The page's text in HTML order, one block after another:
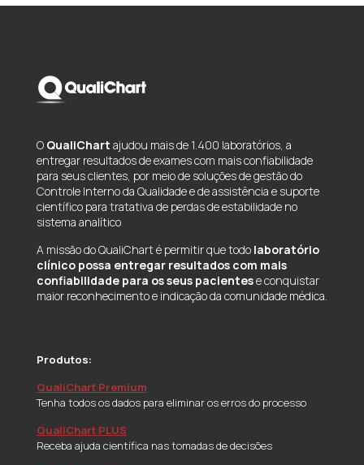
O QualiChart ajudou mais de 1.400 laboratórios, a
entregar resultados de exames com mais confiabilidade
para seus clientes, por meio de soluções de gestão do
Controle Interno da Qualidade e de assistência e suporte
científico para tratativa de perdas de estabilidade no
sistema analítico
A missão do QualiChart é permitir que todo laboratório
clínico possa entregar resultados com mais
confiabilidade para os seus pacientese conquistar
maior reconhecimento e indicação da comunidade médica.
Produtos:
QualiChart Premium
Tenha todos os dados para eliminar os erros do processo
QualiChart PLUS
Receba ajuda científica nas tomadas de decisões